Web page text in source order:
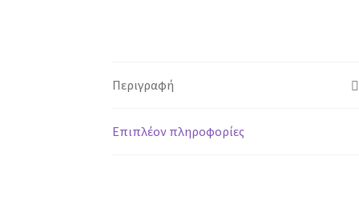
Περιγραφή
Επιπλέον πληροφορίες